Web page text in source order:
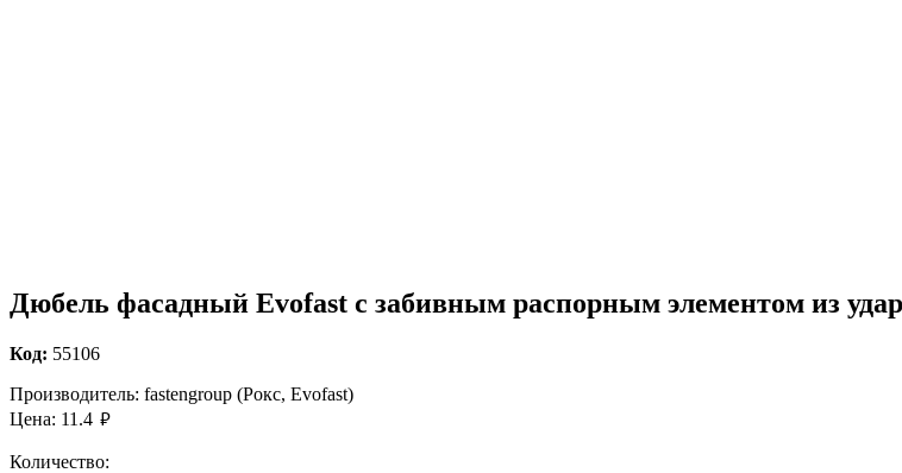
Дюбель фасадный Evofast с забивным распорным элементом из
Код: 55106
Производитель: fastengroup (Рокс, Evofast)
Цена: 11.4 руб.
Количество: